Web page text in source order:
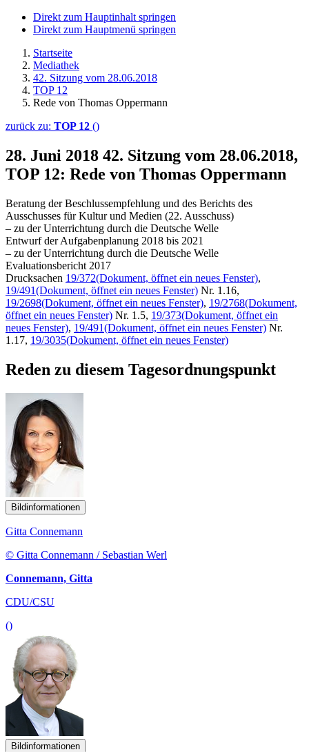
Direkt zum Hauptinhalt springen
Direkt zum Hauptmenü springen
Startseite
Mediathek
42. Sitzung vom 28.06.2018
TOP 12
Rede von Thomas Oppermann
zurück zu: TOP 12 ()
28. Juni 2018 42. Sitzung vom 28.06.2018,
TOP 12: Rede von Thomas Oppermann
Beratung der Beschlussempfehlung und des Berichts des
Ausschusses für Kultur und Medien (22. Ausschuss)
– zu der Unterrichtung durch die Deutsche Welle
Entwurf der Aufgabenplanung 2018 bis 2021
– zu der Unterrichtung durch die Deutsche Welle
Evaluationsbericht 2017
Drucksachen 19/372(Dokument, öffnet ein neues Fenster),
19/491(Dokument, öffnet ein neues Fenster) Nr. 1.16,
19/2698(Dokument, öffnet ein neues Fenster), 19/2768(Dokument,
öffnet ein neues Fenster) Nr. 1.5, 19/373(Dokument, öffnet ein
neues Fenster), 19/491(Dokument, öffnet ein neues Fenster) Nr.
1.17, 19/3035(Dokument, öffnet ein neues Fenster)
Reden zu diesem Tagesordnungspunkt
Bildinformationen
Gitta Connemann
© Gitta Connemann / Sebastian Werl
Connemann, Gitta
CDU/CSU
()
Bildinformationen